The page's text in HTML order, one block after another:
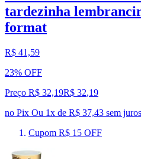
tardezinha
format
R$ 41,59
23% OFF
Preço R$ 32,19R$ 32,19
no Pix Ou 1x de R$ 37,43 sem juros
Cupom R$ 15 OFF